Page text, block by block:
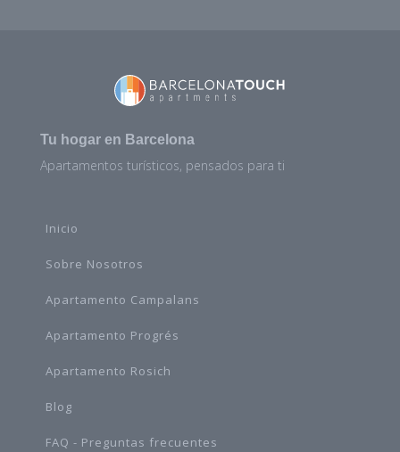
Tu hogar en Barcelona
Apartamentos turísticos, pensados para ti
Inicio
Sobre Nosotros
Apartamento Campalans
Apartamento Progrés
Apartamento Rosich
Blog
FAQ - Preguntas frecuentes